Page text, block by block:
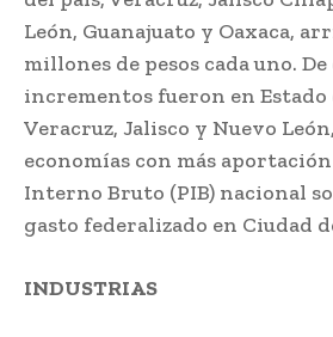
León, Guanajuato y Oaxaca,
millones de pesos cada uno.
incrementos fueron en Estado
Veracruz, Jalisco y Nuevo
economías con más
Interno Bruto (PIB) nacional
gasto federalizado en Ciudad
INDUSTRIAS